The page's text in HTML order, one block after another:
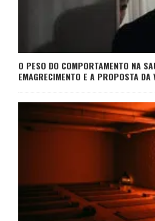
O PESO DO COMPORTAMENTO NA
EMAGRECIMENTO E A PROPOSTA